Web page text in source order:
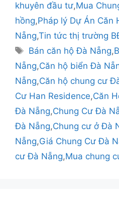
khuyên đầu tư,Mua
hồng,Pháp lý Dự Án Căn
Nẵng,Tin tức thị trường
Thẻ
Bán căn hộ Đà Nẵng,
Nẵng,Căn hộ biển Đà
Nẵng,Căn hộ chung cư
Cư Han Residence,Căn
Đà Nẵng,Chung Cư Đà
Đà Nẵng,Chung cư ở Đà
Nẵng,Giá Chung Cư Đà
cư Đà Nẵng,Mua chung